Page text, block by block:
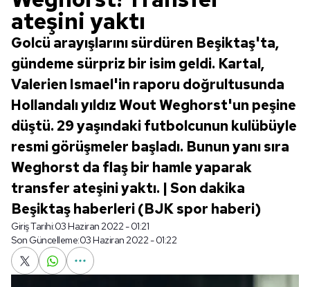
ateşini yaktı
Golcü arayışlarını sürdüren Beşiktaş'ta,
gündeme sürpriz bir isim geldi. Kartal,
Valerien Ismael'in raporu doğrultusunda
Hollandalı yıldız Wout Weghorst'un peşine
düştü. 29 yaşındaki futbolcunun kulübüyle
resmi görüşmeler başladı. Bunun yanı sıra
Weghorst da flaş bir hamle yaparak
transfer ateşini yaktı. | Son dakika
Beşiktaş haberleri (BJK spor haberi)
Giriş Tarihi:03 Haziran 2022 - 01:21
Son Güncelleme:03 Haziran 2022 - 01:22